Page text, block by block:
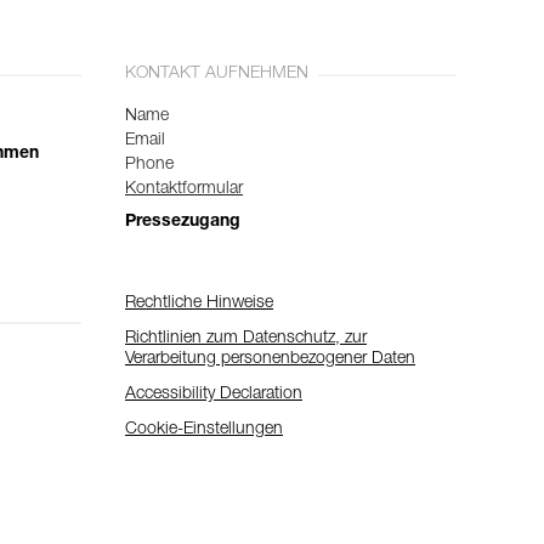
KONTAKT AUFNEHMEN
Name
Email
Phone
Kontaktformular
Pressezugang
Rechtliche Hinweise
Richtlinien zum Datenschutz, zur
Verarbeitung personenbezogener Daten
Accessibility Declaration
Cookie-Einstellungen